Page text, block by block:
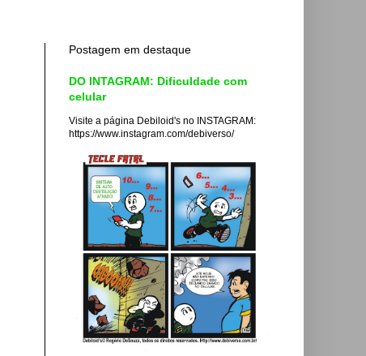
Postagem em destaque
DO INTAGRAM: Dificuldade com
celular
Visite a página Debiloid's no INSTAGRAM:
https://www.instagram.com/debiverso/